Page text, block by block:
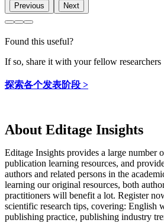
Previous Next
Found this useful?
If so, share it with your fellow researchers
探索各个发表阶段 >
About Editage Insights
Editage Insights provides a large number
publication learning resources, and
authors and related persons in the
learning our original resources, both
practitioners will benefit a lot. Register
scientific research tips, covering: English
publishing practice, publishing industry